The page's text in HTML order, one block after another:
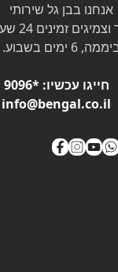
אנחנו בבן גל שירותי
זמינים 24 שעות
6 ימים בשבוע.
חייגו עכשיו:*9096
info@bengal.co.il